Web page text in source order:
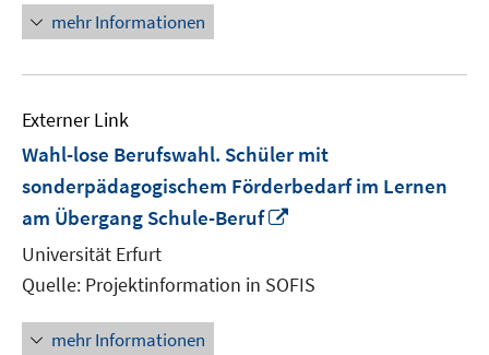
mehr Informationen
Externer Link
Wahl-lose Berufswahl. Schüler mit
sonderpädagogischem Förderbedarf im Lernen
am Übergang Schule-Beruf
öffnen
Universität Erfurt
Quelle: Projektinformation in SOFIS
mehr Informationen